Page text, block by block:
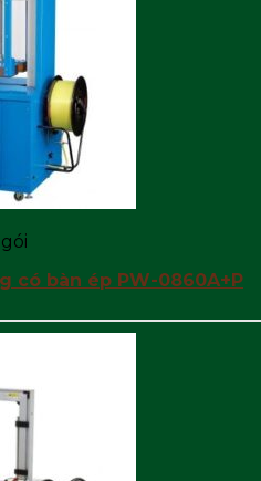
có bàn ép PW-0860A+P